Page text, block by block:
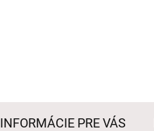
INFORMÁCIE PRE VÁS